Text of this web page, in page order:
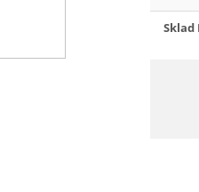
Sklad